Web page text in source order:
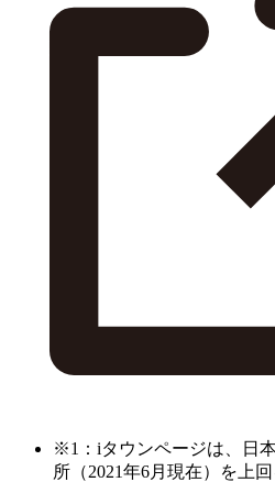
※1：iタウンページは、日
所（2021年6月現在）を上